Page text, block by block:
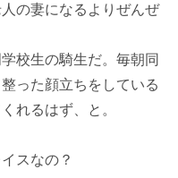
の妻になるよりぜんぜ
校生の騎生だ。毎朝同
った顔立ちをしている
れるはず、と。
スなの？